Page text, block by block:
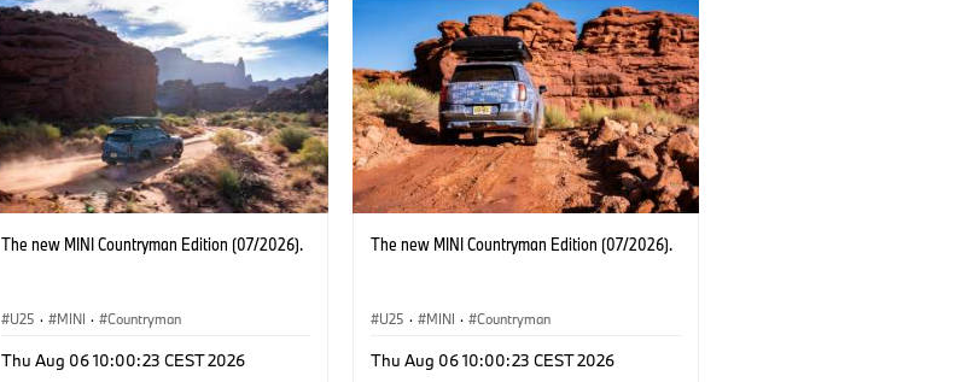
The new MINI Countryman Edition (07/2026).
U25 · MINI · Countryman
Thu Aug 06 10:00:23 CEST 2026
The new MINI Countryman Edition (07/2026).
U25 · MINI · Countryman
Thu Aug 06 10:00:23 CEST 2026